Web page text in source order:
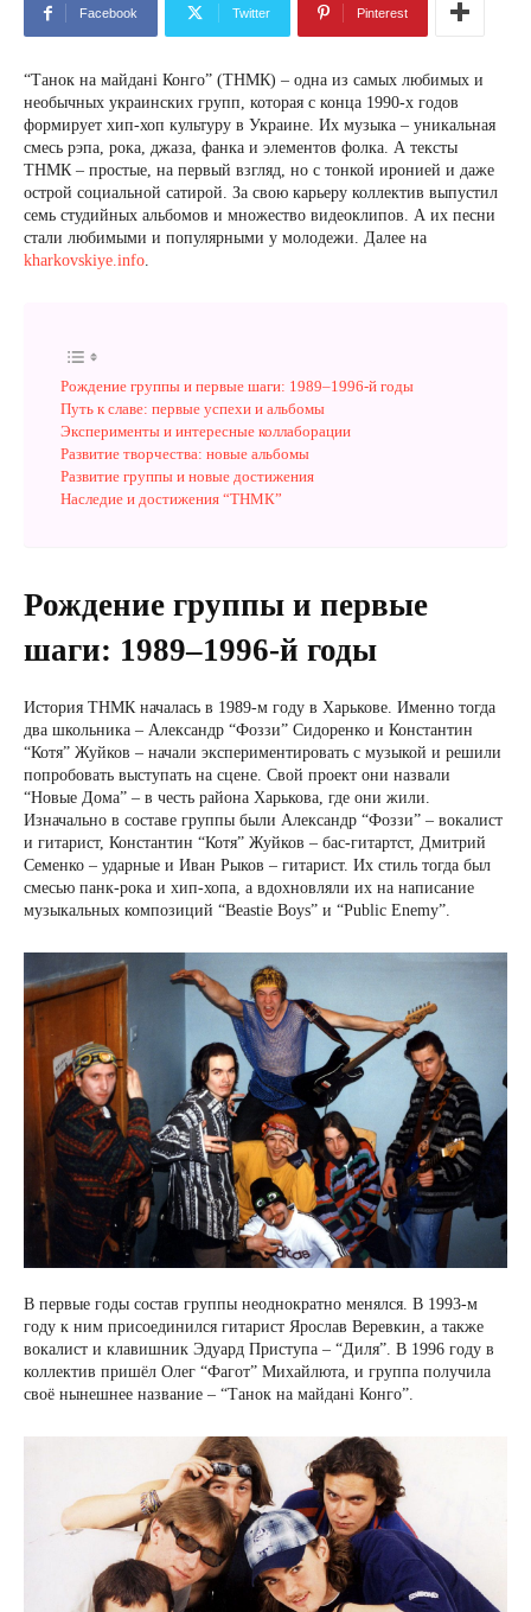
Facebook Twitter Pinterest
“Танок на майдані Конго” (ТНМК) – одна из самых любимых и
необычных украинских групп, которая с конца 1990-х годов
формирует хип-хоп культуру в Украине. Их музыка – уникальная
смесь рэпа, рока, джаза, фанка и элементов фолка. А тексты
ТНМК – простые, на первый взгляд, но с тонкой иронией и даже
острой социальной сатирой. За свою карьеру коллектив выпустил
семь студийных альбомов и множество видеоклипов. А их песни
стали любимыми и популярными у молодежи. Далее на
kharkovskiye.info.
Рождение группы и первые шаги: 1989–1996-й годы
Путь к славе: первые успехи и альбомы
Эксперименты и интересные коллаборации
Развитие творчества: новые альбомы
Развитие группы и новые достижения
Наследие и достижения “ТНМК”
Рождение группы и первые
шаги: 1989–1996-й годы
История ТНМК началась в 1989-м году в Харькове. Именно тогда
два школьника – Александр “Фоззи” Сидоренко и Константин
“Котя” Жуйков – начали экспериментировать с музыкой и решили
попробовать выступать на сцене. Свой проект они назвали
“Новые Дома” – в честь района Харькова, где они жили.
Изначально в составе группы были Александр “Фоззи” – вокалист
и гитарист, Константин “Котя” Жуйков – бас-гитартст, Дмитрий
Семенко – ударные и Иван Рыков – гитарист. Их стиль тогда был
смесью панк-рока и хип-хопа, а вдохновляли их на написание
музыкальных композиций “Beastie Boys” и “Public Enemy”.
В первые годы состав группы неоднократно менялся. В 1993-м
году к ним присоединился гитарист Ярослав Веревкин, а также
вокалист и клавишник Эдуард Приступа – “Диля”. В 1996 году в
коллектив пришёл Олег “Фагот” Михайлюта, и группа получила
своё нынешнее название – “Танок на майдані Конго”.